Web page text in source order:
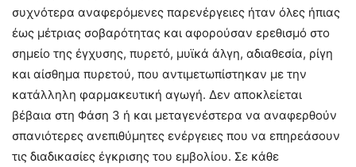
συχνότερα αναφερόμενες παρενέργειες ήταν όλες ήπιας
έως μέτριας σοβαρότητας και αφορούσαν ερεθισμό στο
σημείο της έγχυσης, πυρετό, μυϊκά άλγη, αδιαθεσία, ρίγη
και αίσθημα πυρετού, που αντιμετωπίστηκαν με την
κατάλληλη φαρμακευτική αγωγή. Δεν αποκλείεται
βέβαια στη Φάση 3 ή και μεταγενέστερα να αναφερθούν
σπανιότερες ανεπιθύμητες ενέργειες που να επηρεάσουν
τις διαδικασίες έγκρισης του εμβολίου. Σε κάθε